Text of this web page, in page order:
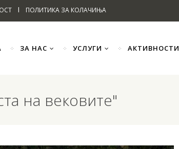
I ПОЛИТИКА ЗА КОЛАЧИЊА
ЗА НАС УСЛУГИ АКТИВНОСТИ
на вековите"